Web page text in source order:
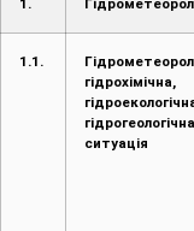
1.1.
гідрохімічна,
гідрогеологічна
ситуація